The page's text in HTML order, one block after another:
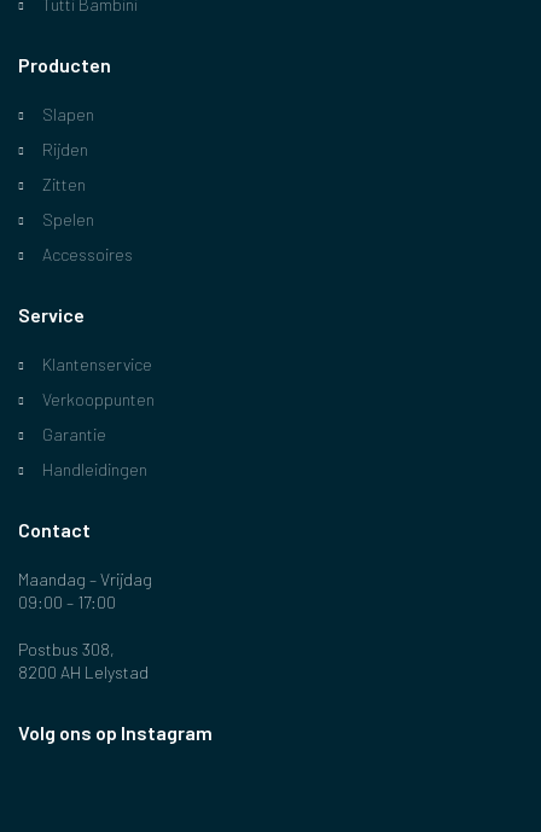
Tutti Bambini
Producten
Slapen
Rijden
Zitten
Spelen
Accessoires
Service
Klantenservice
Verkooppunten
Garantie
Handleidingen
Contact
Maandag – Vrijdag
09:00 – 17:00
Postbus 308,
8200 AH Lelystad
Volg ons op Instagram